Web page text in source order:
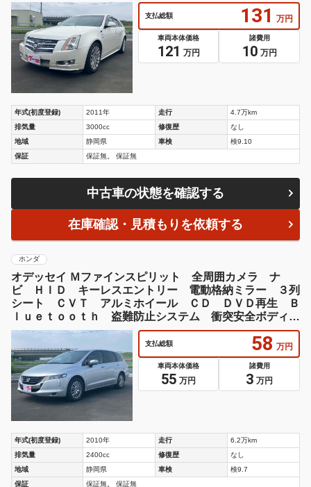
支払総額 131 万円
車両本体価格
121 万円
諸費用
10 万円
年式(初度登録) 2011年 走行
4.7万km
排気量
3000cc 修復歴
なし
地域
静岡県 車検
検9.10
保証
保証無。 保証無
中古車の状態を確認する
在庫確認・見積もりを依頼する
ホンダ
オデッセイ Ｍファインスピリット 全周囲カメラ ナ
ビ ＨＩＤ キーレスエントリー 電動格納ミラー ３列
シート ＣＶＴ アルミホイール ＣＤ ＤＶＤ再生 Ｂ
ｌｕｅｔｏｏｔｈ 盗難防止システム 衝突安全ボディ
ＡＢＳ エアコン
支払総額 58 万円
車両本体価格
55 万円
諸費用
3 万円
年式(初度登録) 2010年 走行
6.2万km
排気量
2400cc 修復歴
なし
地域
静岡県 車検
検9.7
保証
保証無。 保証無